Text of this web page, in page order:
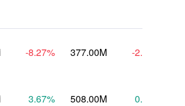
-8.27% 377.00M -2.27
3.67% 508.00M 0.60